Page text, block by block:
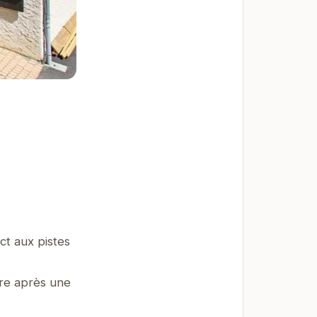
aux pistes
après une